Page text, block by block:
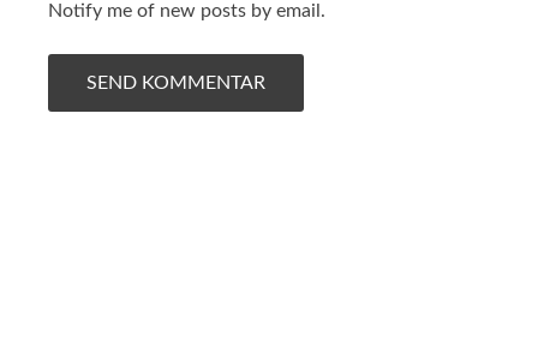
Notify me of new posts by email.